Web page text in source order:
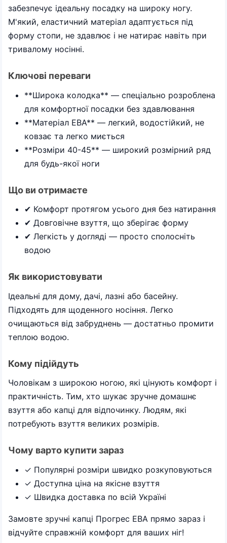
забезпечує ідеальну посадку на широку ногу.
М'який, еластичний матеріал адаптується під
форму стопи, не здавлює і не натирає навіть при
тривалому носінні.
Ключові переваги
**Широка колодка** — спеціально розроблена
для комфортної посадки без здавлювання
**Матеріал ЕВА** — легкий, водостійкий, не
ковзає та легко миється
**Розміри 40-45** — широкий розмірний ряд
для будь-якої ноги
Що ви отримаєте
✔ Комфорт протягом усього дня без натирання
✔ Довговічне взуття, що зберігає форму
✔ Легкість у догляді — просто сполосніть
водою
Як використовувати
Ідеальні для дому, дачі, лазні або басейну.
Підходять для щоденного носіння. Легко
очищаються від забруднень — достатньо промити
теплою водою.
Кому підійдуть
Чоловікам з широкою ногою, які цінують комфорт і
практичність. Тим, хто шукає зручне домашнє
взуття або капці для відпочинку. Людям, які
потребують взуття великих розмірів.
Чому варто купити зараз
✓ Популярні розміри швидко розкуповуються
✓ Доступна ціна на якісне взуття
✓ Швидка доставка по всій Україні
Замовте зручні капці Прогрес ЕВА прямо зараз і
відчуйте справжній комфорт для ваших ніг!